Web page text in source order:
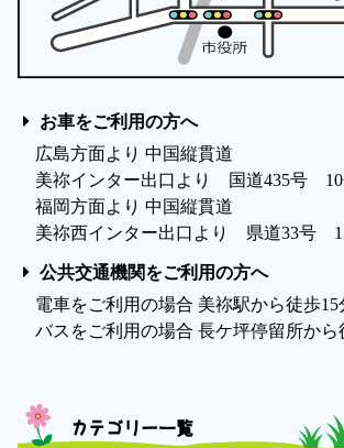
お車をご利用の方へ
広島方面より 中国縦貫道
美祢インター出口より 国道435号 10
福岡方面より 中国縦貫道
美祢西インター出口より 県道33号
公共交通機関をご利用の方へ
電車をご利用の場合 美祢駅から徒歩15
バスをご利用の場合 長ケ坪停留所から
カテゴリー一覧